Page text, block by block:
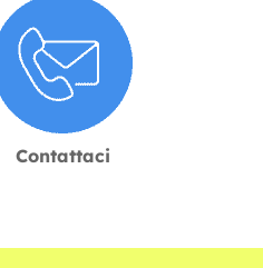
Contattaci